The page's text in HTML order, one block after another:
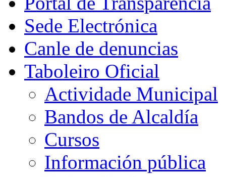
Sede Electrónica
Canle de denuncias
Taboleiro Oficial
Actividade Municipal
Bandos de Alcaldía
Cursos
Información pública